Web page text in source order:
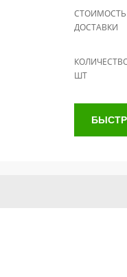
СТОИМОСТЬ
ДОСТАВКИ
ШТ